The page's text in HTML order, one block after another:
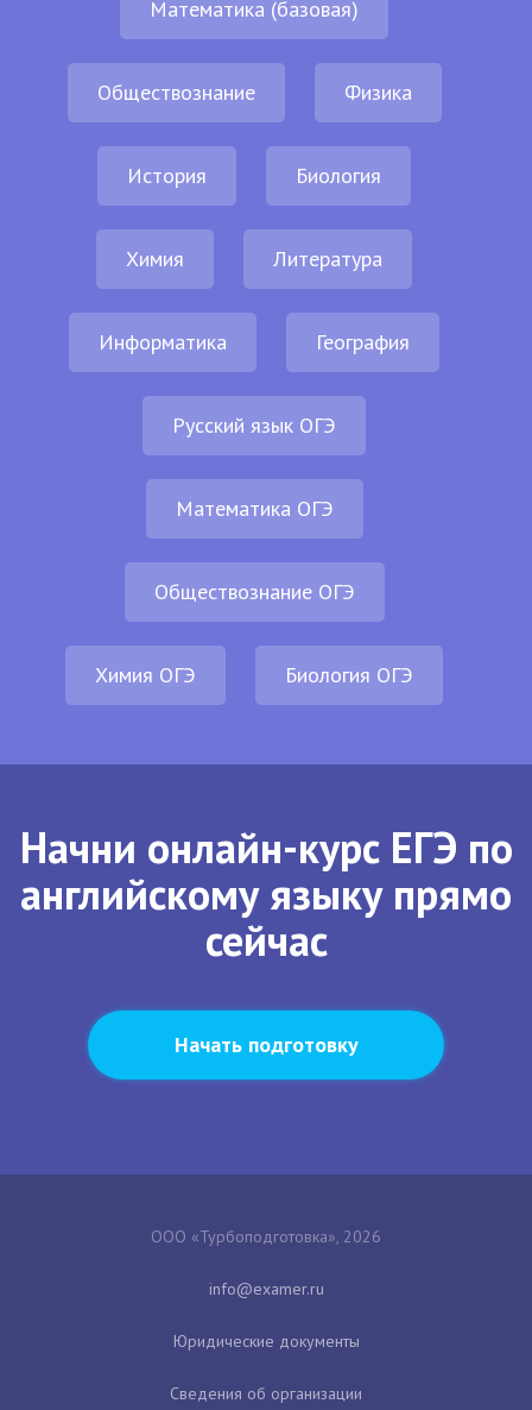
Математика (базовая)
Обществознание Физика
История Биология
Химия Литература
Информатика География
Русский язык ОГЭ
Математика ОГЭ
Обществознание ОГЭ
Химия ОГЭ Биология ОГЭ
Начни онлайн-курс ЕГЭ по
английскому языку прямо
сейчас
Начать подготовку
ООО «Турбоподготовка», 2026
Юридические документы
Сведения об организации